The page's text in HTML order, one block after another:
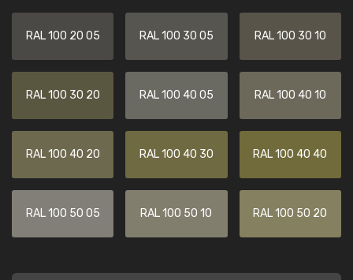
RAL 100 20 05 RAL 100 30 05 RAL 100 30 10
RAL 100 30 20 RAL 100 40 05 RAL 100 40 10
RAL 100 40 20 RAL 100 40 30 RAL 100 40 40
RAL 100 50 05 RAL 100 50 10 RAL 100 50 20